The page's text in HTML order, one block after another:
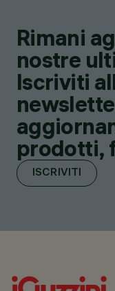
Rimani
nostre
Iscriviti
prodotti,
ISCRIVITI